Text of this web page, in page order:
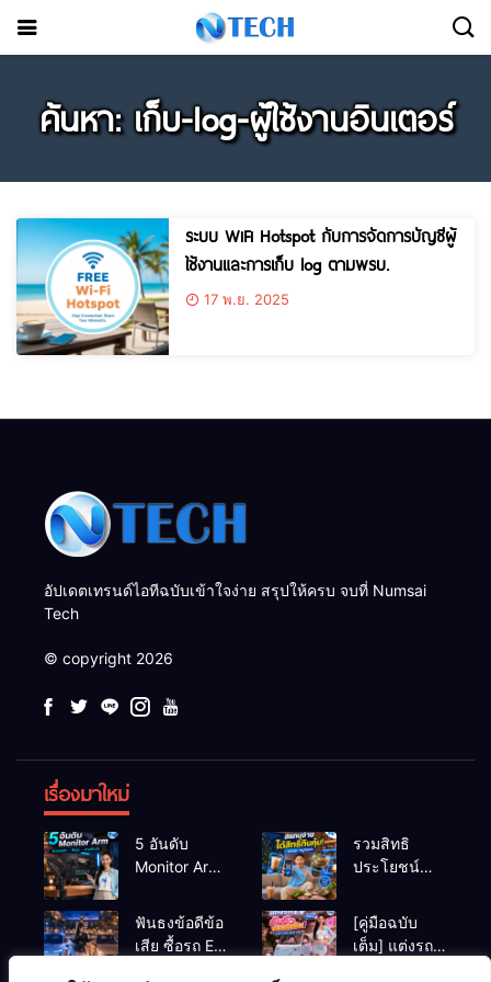
ค้นหา: เก็บ-log-ผู้ใช้งานอินเตอร์
ระบบ WiFi Hotspot กับการจัดการบัญชีผู้
ใช้งานและการเก็บ log ตามพรบ.
17 พ.ย. 2025
อัปเดตเทรนด์ไอทีฉบับเข้าใจง่าย สรุปให้ครบ จบที่ Numsai
Tech
© copyright 2026
เรื่องมาใหม่
5 อันดับ
Monitor Arm
แข็งแรง รับ
น้ำหนักจอ
โปรไฟล์สีตรง
รวมสิทธิ
ประโยชน์
หมูกระทะ เมื่อ
สแกนจ่ายด้วย
Virtual Bank
ฟันธงข้อดีข้อ
เสีย ซื้อรถ EV
[คู่มือฉบับ
เต็ม] แต่งรถ